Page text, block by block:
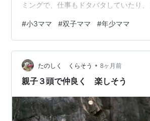
ミングで、仕事もドタバタしていたり
かりストップしてしまいました。 いつ
ているのですが、 新しいスマホだとな
て。 家でPCに向かう余裕もなかなか作
時間が空いてしまいました。 まだスマ
ていないのですが（笑） 自分の頭の整
#小3ママ #双子ママ #年少ママ
たのしく くらそう • 8ヶ月前
親子３頭で仲良く 楽しそう